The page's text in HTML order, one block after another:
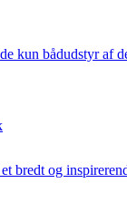
kun bådudstyr af
bredt og